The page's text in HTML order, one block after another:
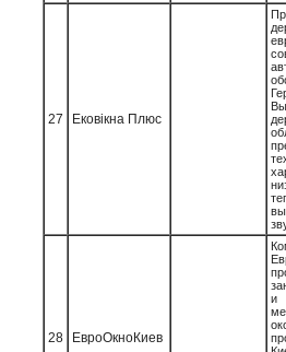
27 Ековікна Плюс
28 ЕвроОкноКиев
и